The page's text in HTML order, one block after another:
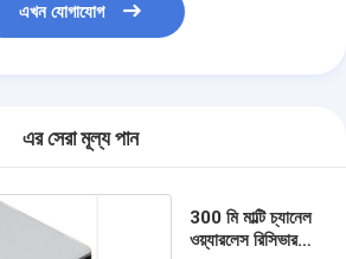
এখন যোগাযোগ
এর সেরা মূল্য পান
300 মি মাল্টি চ্যানেল
ওয়্যারলেস রিসিভার